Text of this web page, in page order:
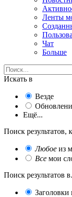
Ленты
Чат
Больше
Искать в
Везде
Ещё...
Поиск результатов,
Любое из
Все мои
Поиск результатов
Заголовки